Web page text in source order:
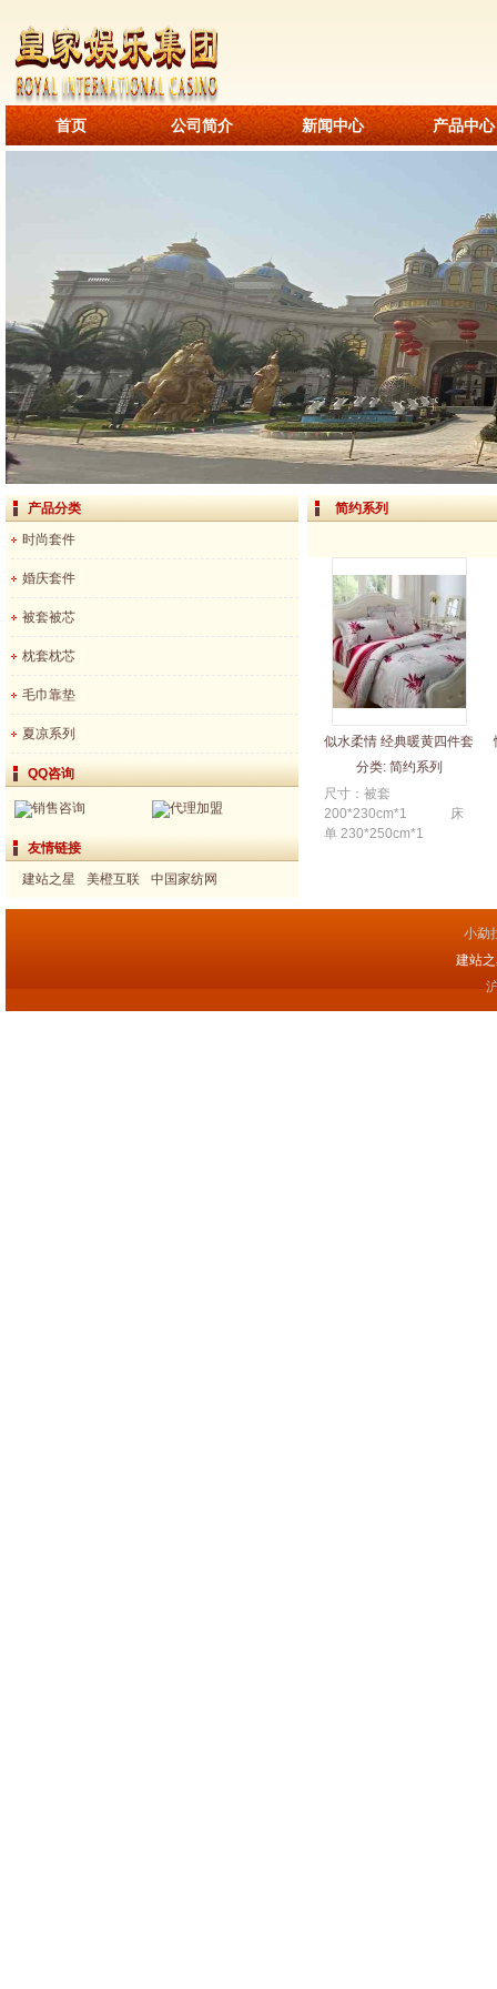
首页 公司简介 新闻中心 产品中心
产品分类
时尚套件
婚庆套件
被套被芯
枕套枕芯
毛巾靠垫
夏凉系列
QQ咨询
销售咨询 代理加盟
友情链接
建站之星
美橙互联 中国家纺网
简约系列
似水柔情 经典暖黄四件套
分类: 简约系列
尺寸：被套
200*230cm*1 床
单 230*250cm*1
小勐
建站